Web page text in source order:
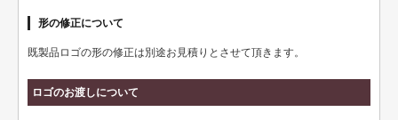
証券・金融
形の修正について
既製品ロゴの形の修正は別途お見積りとさせて頂きます。
ロゴのお渡しについて